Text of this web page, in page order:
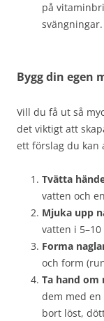
på
svängningar.
Bygg din egen
Vill du få ut så
det viktigt att
ett förslag du kan
Tvätta
vatten och
Mjuka upp
vatten i
Forma
och form
Ta hand om
dem med
bort löst,